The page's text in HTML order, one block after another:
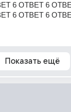
6 ОТВЕТ 6
6 ОТВЕТ 6
Показать ещё